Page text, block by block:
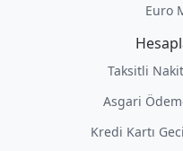
Euro
Taksitli
Asgari
Kredi Kartı